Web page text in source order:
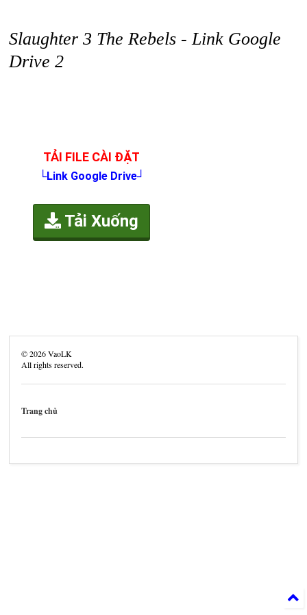
Slaughter 3 The Rebels - Link Google
Drive 2
TẢI FILE CÀI ĐẶT
└Link Google Drive┘
Tải Xuống
©2026VaoLK
All rights reserved.
Trang chủ